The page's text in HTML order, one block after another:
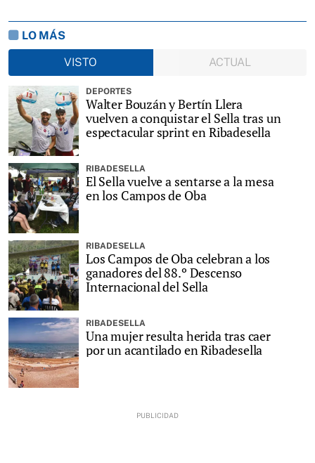
LO MÁS
VISTO
ACTUAL
DEPORTES
Walter Bouzán y Bertín Llera
vuelven a conquistar el Sella tras un
espectacular sprint en Ribadesella
RIBADESELLA
El Sella vuelve a sentarse a la mesa
en los Campos de Oba
RIBADESELLA
Los Campos de Oba celebran a los
ganadores del 88.º Descenso
Internacional del Sella
RIBADESELLA
Una mujer resulta herida tras caer
por un acantilado en Ribadesella